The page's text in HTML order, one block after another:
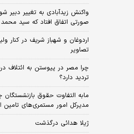
واکنش زیدآبادی به تغییر دبیر
صورتی اتفاق افتاد که سید محمد
اردوغان و شهباز شریف در کنار
تصاویر
چرا مصر در پیوستن به ائتلاف
تردید دارد؟
مابه التفاوت حقوق
مدیرکل امور مستمری‌های تامین
ژیلا هدائی درگذشت